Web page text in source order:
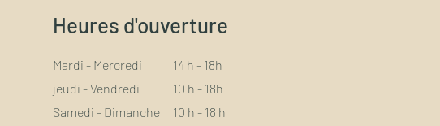
Heures d'ouverture
Mardi - Mercredi
14 h - 18h
jeudi - Vendredi
10 h - 18h
Samedi - Dimanche
10 h - 18 h